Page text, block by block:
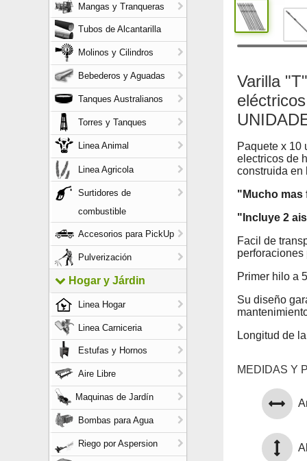
Mangas y Tranqueras
Tubos de Alcantarilla
Molinos y Cilindros
Bebederos y Aguadas
Tanques Australianos
Torres y Tanques
Linea Animal
Linea Agricola
Surtidores de
combustible
Accesorios para PickUp
Pulverización
Hogar y Járdin
Linea Hogar
Linea Carniceria
Estufas y Hornos
Aire Libre
Maquinas de Jardín
Bombas para Agua
Riego por Aspersion
Varilla
Paquete x 10
electricos de
construida en
"Mucho mas
"Incluye 2
Facil de
perforaciones
Primer hilo a
Su diseño
Longitud de
MEDIDAS Y